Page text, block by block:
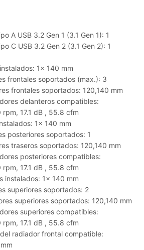
A USB 3.2 Gen 1 (3.1 Gen 1): 1
C USB 3.2 Gen 2 (3.1 Gen 2): 1
1x 140 mm
frontales soportados (max.): 3
frontales soportados: 120,140 mm
delanteros compatibles:
17.1 dB , 55.8 cfm
1x 140 mm
posteriores soportados: 1
traseros soportados: 120,140 mm
posteriores compatibles:
17.1 dB , 55.8 cfm
instalados: 1x 140 mm
superiores soportados: 2
superiores soportados: 120,140 mm
superiores compatibles:
17.1 dB , 55.8 cfm
radiador frontal compatible: